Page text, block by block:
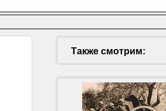
Также смотрим: